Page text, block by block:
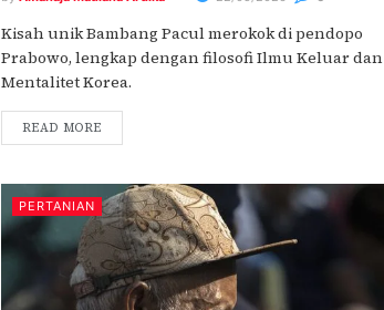
Kisah unik Bambang Pacul merokok di pendopo
Prabowo, lengkap dengan filosofi Ilmu Keluar dan
Mentalitet Korea.
READ MORE
PERTANIAN